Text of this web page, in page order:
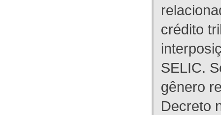
crédito
SELIC.
gênero
Decreto